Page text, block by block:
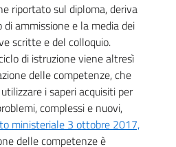
riportato sul diploma, deriva
ammissione e la media dei
scritte e del colloquio.
di istruzione viene altresì
delle competenze, che
i saperi acquisiti per
complessi e nuovi,
ministeriale 3 ottobre 2017,
delle competenze è